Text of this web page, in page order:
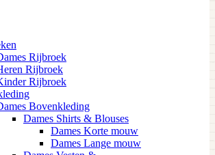
Rijbroek
Rijbroek
Rijbroek
Bovenkleding
Dames Shirts & Blouses
Dames Korte mouw
Dames Lange mouw